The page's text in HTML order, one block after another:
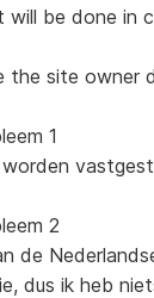
will be done in
the site owner
1
worden
2
de
dus ik heb